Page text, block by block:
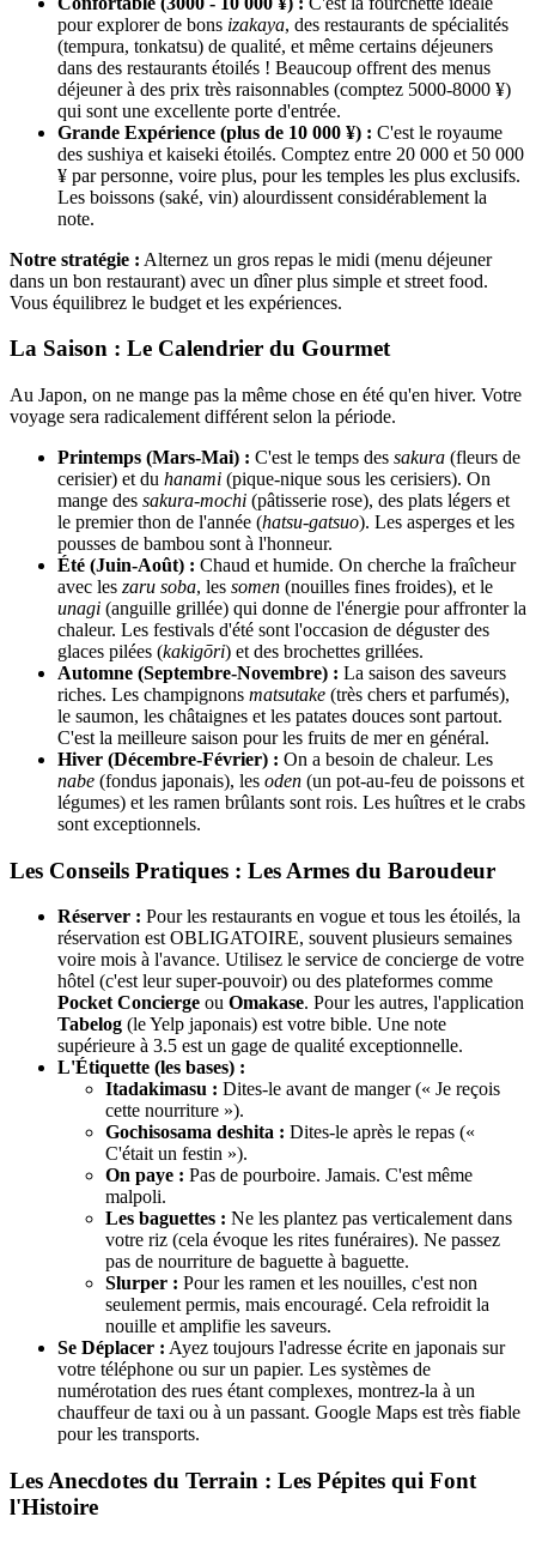
pour explorer de bons izakaya, des restaurants de spécialités
(tempura, tonkatsu) de qualité, et même certains déjeuners
dans des restaurants étoilés ! Beaucoup offrent des menus
déjeuner à des prix très raisonnables (comptez 5000-8000 ¥)
qui sont une excellente porte d'entrée.
Grande Expérience (plus de 10 000 ¥) : C'est le royaume
des sushiya et kaiseki étoilés. Comptez entre 20 000 et 50 000
¥ par personne, voire plus, pour les temples les plus exclusifs.
Les boissons (saké, vin) alourdissent considérablement la
note.
Notre stratégie : Alternez un gros repas le midi (menu déjeuner
dans un bon restaurant) avec un dîner plus simple et street food.
Vous équilibrez le budget et les expériences.
La Saison : Le Calendrier du Gourmet
Au Japon, on ne mange pas la même chose en été qu'en hiver. Votre
voyage sera radicalement différent selon la période.
Printemps (Mars-Mai) : C'est le temps des sakura (fleurs de
cerisier) et du hanami (pique-nique sous les cerisiers). On
mange des sakura-mochi (pâtisserie rose), des plats légers et
le premier thon de l'année (hatsu-gatsuo). Les asperges et les
pousses de bambou sont à l'honneur.
Été (Juin-Août) : Chaud et humide. On cherche la fraîcheur
avec les zaru soba, les somen (nouilles fines froides), et le
unagi (anguille grillée) qui donne de l'énergie pour affronter la
chaleur. Les festivals d'été sont l'occasion de déguster des
glaces pilées (kakigōri) et des brochettes grillées.
Automne (Septembre-Novembre) : La saison des saveurs
riches. Les champignons matsutake (très chers et parfumés),
le saumon, les châtaignes et les patates douces sont partout.
C'est la meilleure saison pour les fruits de mer en général.
Hiver (Décembre-Février) : On a besoin de chaleur. Les
nabe (fondus japonais), les oden (un pot-au-feu de poissons et
légumes) et les ramen brûlants sont rois. Les huîtres et le crabs
sont exceptionnels.
Les Conseils Pratiques : Les Armes du Baroudeur
Réserver : Pour les restaurants en vogue et tous les étoilés, la
réservation est OBLIGATOIRE, souvent plusieurs semaines
voire mois à l'avance. Utilisez le service de concierge de votre
hôtel (c'est leur super-pouvoir) ou des plateformes comme
Pocket Concierge ou Omakase. Pour les autres, l'application
Tabelog (le Yelp japonais) est votre bible. Une note
supérieure à 3.5 est un gage de qualité exceptionnelle.
L'Étiquette (les bases) :
Itadakimasu : Dites-le avant de manger (« Je reçois
cette nourriture »).
Gochisosama deshita : Dites-le après le repas («
C'était un festin »).
On paye : Pas de pourboire. Jamais. C'est même
malpoli.
Les baguettes : Ne les plantez pas verticalement dans
votre riz (cela évoque les rites funéraires). Ne passez
pas de nourriture de baguette à baguette.
Slurper : Pour les ramen et les nouilles, c'est non
seulement permis, mais encouragé. Cela refroidit la
nouille et amplifie les saveurs.
Se Déplacer : Ayez toujours l'adresse écrite en japonais sur
votre téléphone ou sur un papier. Les systèmes de
numérotation des rues étant complexes, montrez-la à un
chauffeur de taxi ou à un passant. Google Maps est très fiable
pour les transports.
Les Anecdotes du Terrain : Les Pépites qui Font
l'Histoire